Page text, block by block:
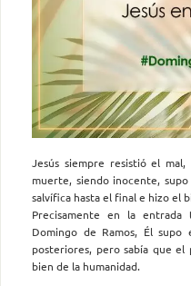
Jesús siempre resistió el
muerte, siendo inocente,
salvífica hasta el final e hizo el
Precisamente en la
Domingo de Ramos, Él
posteriores, pero sabía que
bien de la humanidad.